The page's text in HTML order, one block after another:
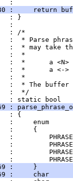
:
:     return
: }
:
: /*
:  * Parse
:  * may take
:  *
:  *      a
:  *      a <->
:  *
:  * The buffer
:  */
: static bool
:
: {
:     enum
:     {
:
:
:
:
:     }
:     char